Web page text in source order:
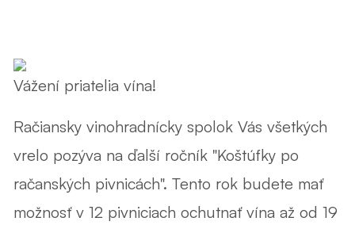
Vážení priatelia vína!
Račiansky vinohradnícky spolok Vás všetkých
vrelo pozýva na ďalší ročník "Koštúfky po
račanských pivnicách". Tento rok budete mať
možnosť v 12 pivniciach ochutnať vína až od 19